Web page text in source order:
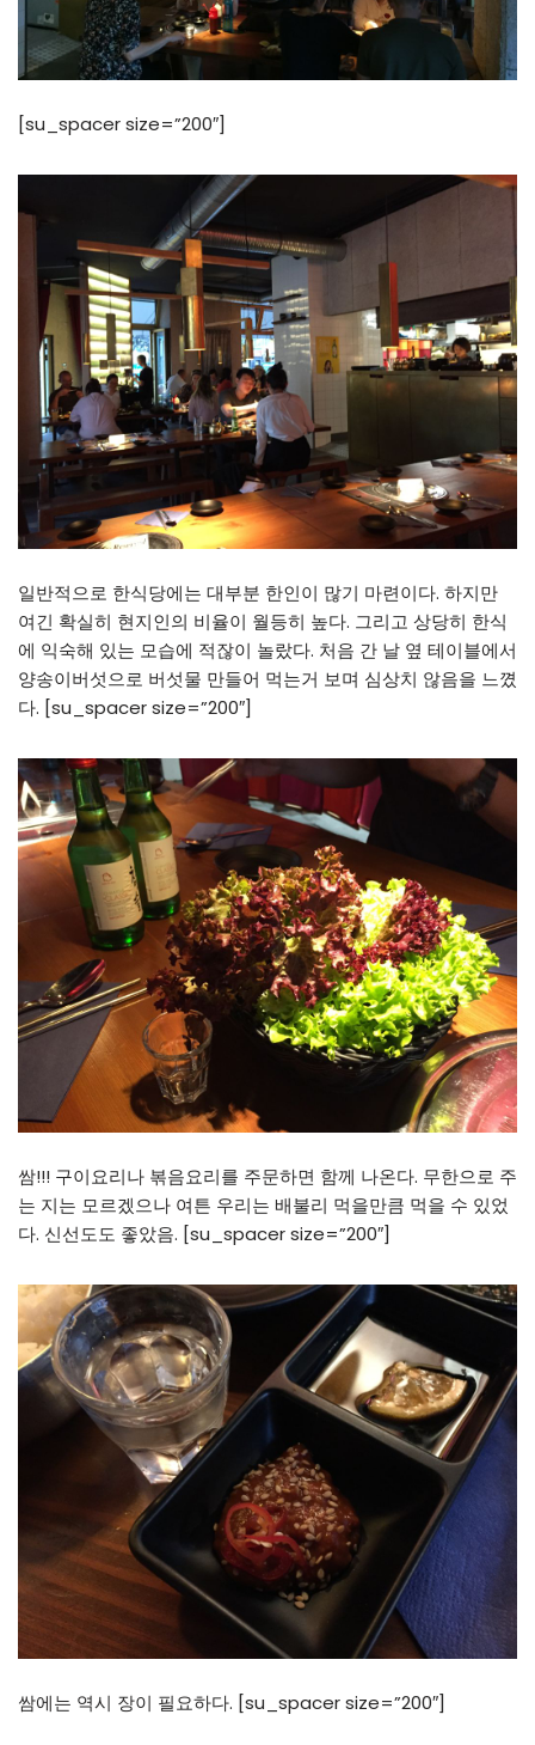
[su_spacer size=”200″]
일반적으로 한식당에는 대부분 한인이 많기 마련이다. 하지만
여긴 확실히 현지인의 비율이 월등히 높다. 그리고 상당히 한식
에 익숙해 있는 모습에 적잖이 놀랐다. 처음 간 날 옆 테이블에서
양송이버섯으로 버섯물 만들어 먹는거 보며 심상치 않음을 느꼈
다. [su_spacer size=”200″]
쌈!!! 구이요리나 볶음요리를 주문하면 함께 나온다. 무한으로 주
는 지는 모르겠으나 여튼 우리는 배불리 먹을만큼 먹을 수 있었
다. 신선도도 좋았음. [su_spacer size=”200″]
쌈에는 역시 장이 필요하다. [su_spacer size=”200″]